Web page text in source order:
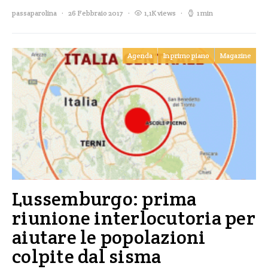
passaparolina 26 Febbraio 2017 1,1K views 1 min
Agenda In primo piano Magazine
Lussemburgo: prima
riunione interlocutoria per
aiutare le popolazioni
colpite dal sisma